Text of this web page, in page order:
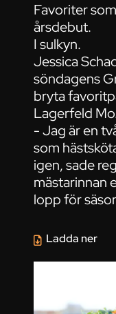
Favoriter
årsdebut.
I sulkyn.
Jessica
söndagens
bryta
Lagerfeld
- Jag är en
som
igen, sade
mästarinnan
lopp för
Ladda ner